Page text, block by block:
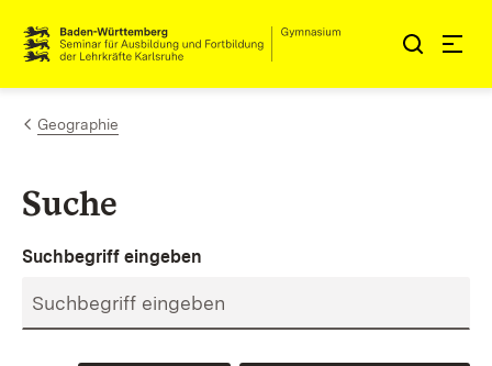
Zum Inhalt springen
Link zur Startseite
Geographie
Suche
Suchbegriff eingeben